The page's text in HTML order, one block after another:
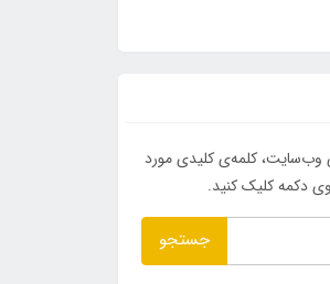
کلمه‌ی کلیدی مورد
دکمه کلیک کنید.
جستجو